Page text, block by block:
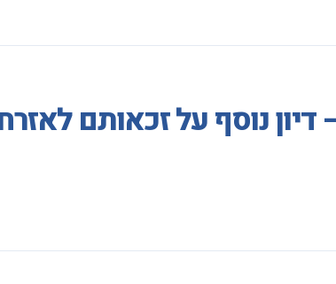
נוסף על זכאותם